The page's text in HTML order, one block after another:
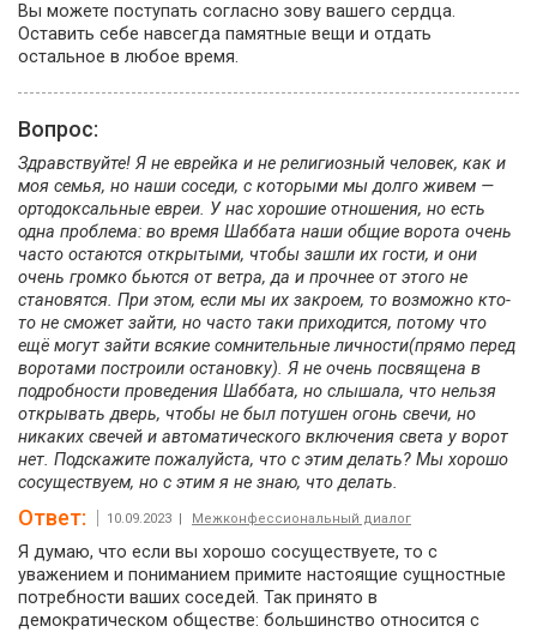
Вы можете поступать согласно зову вашего сердца.
Оставить себе навсегда памятные вещи и отдать
остальное в любое время.
Вопрос:
Здравствуйте! Я не еврейка и не религиозный человек, как и
моя семья, но наши соседи, с которыми мы долго живем —
ортодоксальные евреи. У нас хорошие отношения, но есть
одна проблема: во время Шаббата наши общие ворота очень
часто остаются открытыми, чтобы зашли их гости, и они
очень громко бьются от ветра, да и прочнее от этого не
становятся. При этом, если мы их закроем, то возможно кто-
то не сможет зайти, но часто таки приходится, потому что
ещё могут зайти всякие сомнительные личности(прямо перед
воротами построили остановку). Я не очень посвящена в
подробности проведения Шаббата, но слышала, что нельзя
открывать дверь, чтобы не был потушен огонь свечи, но
никаких свечей и автоматического включения света у ворот
нет. Подскажите пожалуйста, что с этим делать? Мы хорошо
сосуществуем, но с этим я не знаю, что делать.
Ответ: 10.09.2023 | Межконфессиональный диалог
Я думаю, что если вы хорошо сосуществуете, то с
уважением и пониманием примите настоящие сущностные
потребности ваших соседей. Так принято в
демократическом обществе: большинство относится с